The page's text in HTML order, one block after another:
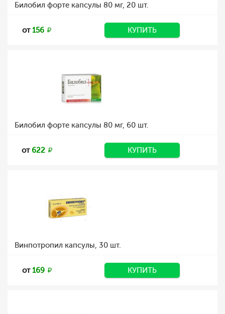
Билобил форте капсулы 80 мг, 20 шт.
от156 КУПИТЬ
Билобил форте капсулы 80 мг, 60 шт.
от622 КУПИТЬ
Винпотропил капсулы, 30 шт.
от169 КУПИТЬ